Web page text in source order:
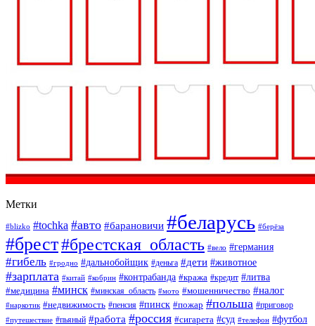
Метки
#blizko #tochka #авто #барановичи #беларусь #берёза
#брест#брестская_область #вело #германия
#гибель #гродно #дальнобойщик #деньга #дети #животное
#зарплата #китай #кобрин #контрабанда #кража #кредит #литва
#медицина #минск #минская_область #мото #мошенничество #налог
#наркотик #недвижимость #пенсия #пинск #пожар #польша #приговор
#путешествие #пьяный #работа #россия #сигарета #суд #телефон #футбол